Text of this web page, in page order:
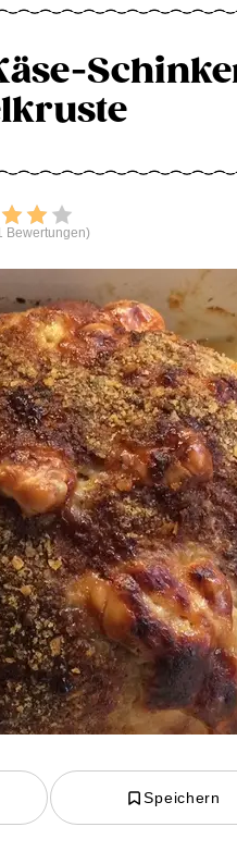
Bewerten
Bewertungen)
Speichern